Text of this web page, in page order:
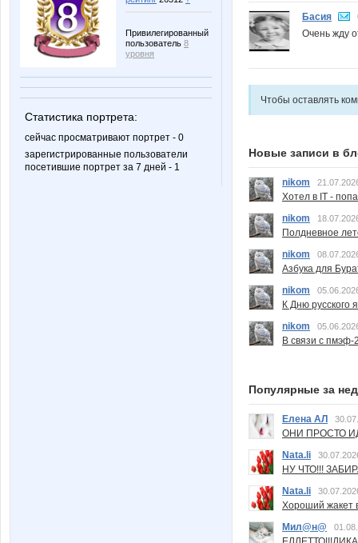
Привилегированный
пользователь 8
уровня
Статистика портрета:
сейчас просматривают портрет - 0
зарегистрированные пользователи
посетившие портрет за 7 дней - 1
Басия
Очень жду
Чтобы оставлять
Новые записи в
nikom
Хотел в IT -
nikom
Полдневное
nikom
Азбука для
nikom
К Дню русского
nikom
В связи с пмэф-
Популярные за
Елена АЛ
ОНИ ПРОСТО
Nata.li
НУ ЧТО!!!
Nata.li
Хороший жакет
Мил@н@